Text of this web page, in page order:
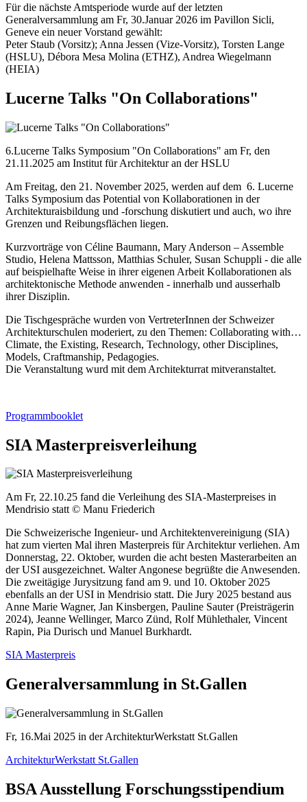
Für die nächste Amtsperiode wurde auf der letzten
Generalversammlung am Fr, 30.Januar 2026 im Pavillon Sicli,
Geneve ein neuer Vorstand gewählt:
Peter Staub (Vorsitz); Anna Jessen (Vize-Vorsitz), Torsten Lange
(HSLU), Débora Mesa Molina (ETHZ), Andrea Wiegelmann
(HEIA)
Lucerne Talks "On Collaborations"
6.Lucerne Talks Symposium "On Collaborations" am Fr, den
21.11.2025 am Institut für Architektur an der HSLU
Am Freitag, den 21. November 2025, werden auf dem 6. Lucerne
Talks Symposium das Potential von Kollaborationen in der
Architekturaisbildung und -forschung diskutiert und auch, wo ihre
Grenzen und Reibungsflächen liegen.
Kurzvorträge von Céline Baumann, Mary Anderson – Assemble
Studio, Helena Mattsson, Matthias Schuler, Susan Schuppli - die alle
auf beispielhafte Weise in ihrer eigenen Arbeit Kollaborationen als
architektonische Methode anwenden - innerhalb und ausserhalb
ihrer Disziplin.
Die Tischgespräche wurden von VertreterInnen der Schweizer
Architekturschulen moderiert, zu den Themen: Collaborating with…
Climate, the Existing, Research, Technology, other Disciplines,
Models, Craftmanship, Pedagogies.
Die Veranstaltung wurd mit dem Architekturrat mitveranstaltet.
Programmbooklet
SIA Masterpreisverleihung
Am Fr, 22.10.25 fand die Verleihung des SIA-Masterpreises in
Mendrisio statt © Manu Friederich
Die Schweizerische Ingenieur- und Architektenvereinigung (SIA)
hat zum vierten Mal ihren Masterpreis für Architektur verliehen. Am
Donnerstag, 22. Oktober, wurden die acht besten Masterarbeiten an
der USI ausgezeichnet. Walter Angonese begrüßte die Anwesenden.
Die zweitägige Jurysitzung fand am 9. und 10. Oktober 2025
ebenfalls an der USI in Mendrisio statt. Die Jury 2025 bestand aus
Anne Marie Wagner, Jan Kinsbergen, Pauline Sauter (Preisträgerin
2024), Jeanne Wellinger, Marco Zünd, Rolf Mühlethaler, Vincent
Rapin, Pia Durisch und Manuel Burkhardt.
SIA Masterpreis
Generalversammlung in St.Gallen
Fr, 16.Mai 2025 in der ArchitekturWerkstatt St.Gallen
ArchitekturWerkstatt St.Gallen
BSA Ausstellung Forschungsstipendium